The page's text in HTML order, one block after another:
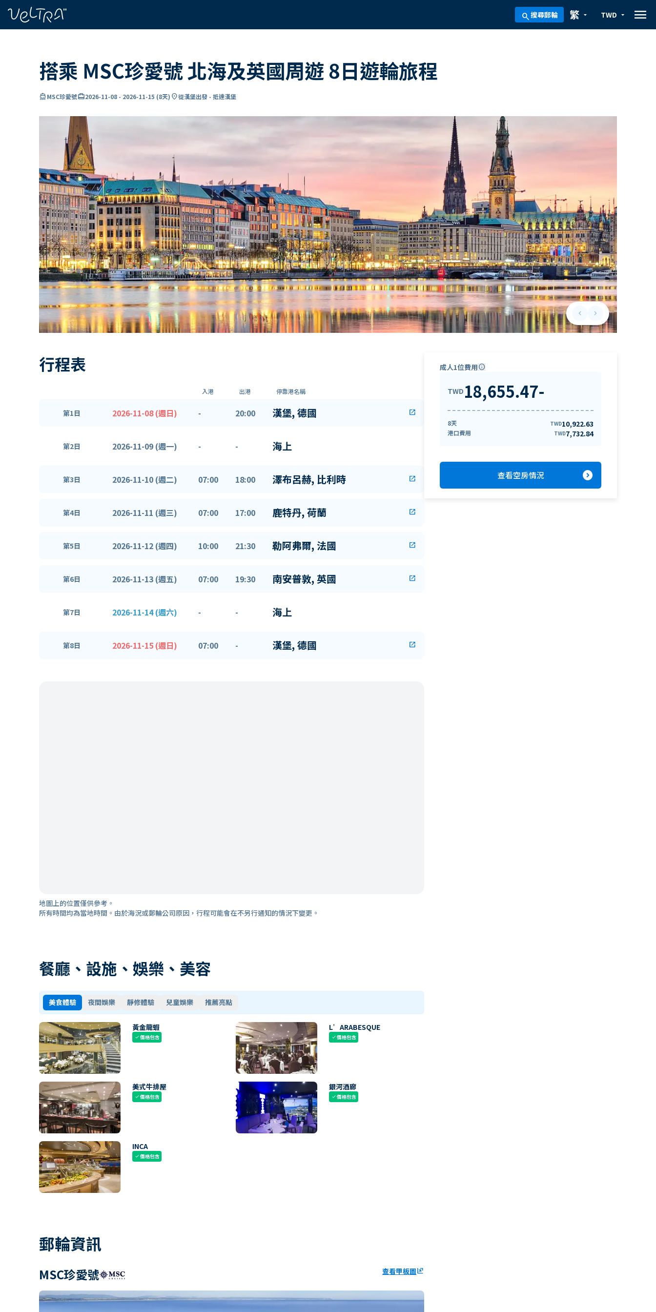
search搜尋郵輪 arrow_drop_down
繁 arrow_drop_down
TWD menu
搭乘 MSC珍愛號 北海及英國周遊 8日遊輪旅程
directions_boatMSC珍愛號card_travel2026-11-08 - 2026-11-15 (8天) location_on從漢堡出發 - 抵達漢堡
keyboard_arrow_leftPrevious slide
keyboard_arrow_rightNext slide
行程表
入港 出港 停靠港名稱
第1日 2026-11-08 (週日) - 20:00 漢堡, 德國 open_in_new
第2日 2026-11-09 (週一) - - 海上
第3日 2026-11-10 (週二) 07:00 18:00 澤布呂赫, 比利時 open_in_new
第4日 2026-11-11 (週三) 07:00 17:00 鹿特丹, 荷蘭 open_in_new
第5日 2026-11-12 (週四) 10:00 21:30 勒阿弗爾, 法國 open_in_new
第6日 2026-11-13 (週五) 07:00 19:30 南安普敦, 英國 open_in_new
第7日 2026-11-14 (週六) - - 海上
第8日 2026-11-15 (週日) 07:00 - 漢堡, 德國 open_in_new
地圖上的位置僅供參考。
所有時間均為當地時間。由於海況或郵輪公司原因，行程可能會在不另行通知的情況下變更。
餐廳、設施、娛樂、美容
美食體驗 夜間娛樂 靜修體驗 兒童娛樂 推薦亮點
黃金龍蝦
check價格包含
L’ARABESQUE
check價格包含
美式牛排屋
check價格包含
銀河酒廊
check價格包含
INCA
check價格包含
郵輪資訊
MSC珍愛號 查看甲板圖ungroup
成人1位費用info
TWD 18,655.47-
8天 TWD10,922.63
港口費用 TWD7,732.84
查看空房情況 expand_circle_right